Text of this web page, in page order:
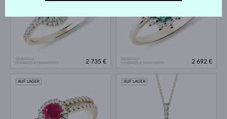
GELBGOLD
SMARAGD & DIAMANTEN
2 735 €
GELBGOLD
SMARAGD & DIAMANTEN
2 692 €
AUF LAGER AUF LAGER